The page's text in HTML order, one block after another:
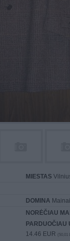
MIESTAS
DOMINA
NORĖČIAU
PARDUOČIAU
14.46 EUR (50,01